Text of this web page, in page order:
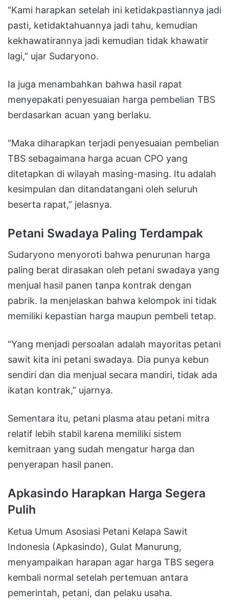
“Kami harapkan setelah ini ketidakpastiannya jadi
pasti, ketidaktahuannya jadi tahu, kemudian
kekhawatirannya jadi kemudian tidak khawatir
lagi,” ujar Sudaryono.
Ia juga menambahkan bahwa hasil rapat
menyepakati penyesuaian harga pembelian TBS
berdasarkan acuan yang berlaku.
“Maka diharapkan terjadi penyesuaian pembelian
TBS sebagaimana harga acuan CPO yang
ditetapkan di wilayah masing-masing. Itu adalah
kesimpulan dan ditandatangani oleh seluruh
beserta rapat,” jelasnya.
Petani Swadaya Paling Terdampak
Sudaryono menyoroti bahwa penurunan harga
paling berat dirasakan oleh petani swadaya yang
menjual hasil panen tanpa kontrak dengan
pabrik. Ia menjelaskan bahwa kelompok ini tidak
memiliki kepastian harga maupun pembeli tetap.
“Yang menjadi persoalan adalah mayoritas petani
sawit kita ini petani swadaya. Dia punya kebun
sendiri dan dia menjual secara mandiri, tidak ada
ikatan kontrak,” ujarnya.
Sementara itu, petani plasma atau petani mitra
relatif lebih stabil karena memiliki sistem
kemitraan yang sudah mengatur harga dan
penyerapan hasil panen.
Apkasindo Harapkan Harga Segera
Pulih
Ketua Umum Asosiasi Petani Kelapa Sawit
Indonesia (Apkasindo), Gulat Manurung,
menyampaikan harapan agar harga TBS segera
kembali normal setelah pertemuan antara
pemerintah, petani, dan pelaku usaha.